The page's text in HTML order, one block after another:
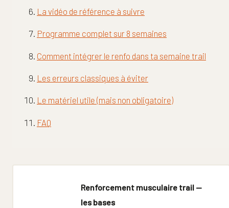
La vidéo de référence à suivre
Programme complet sur 8 semaines
Comment intégrer le renfo dans ta semaine trail
Les erreurs classiques à éviter
Le matériel utile (mais non obligatoire)
FAQ
Renforcement musculaire trail —
les bases